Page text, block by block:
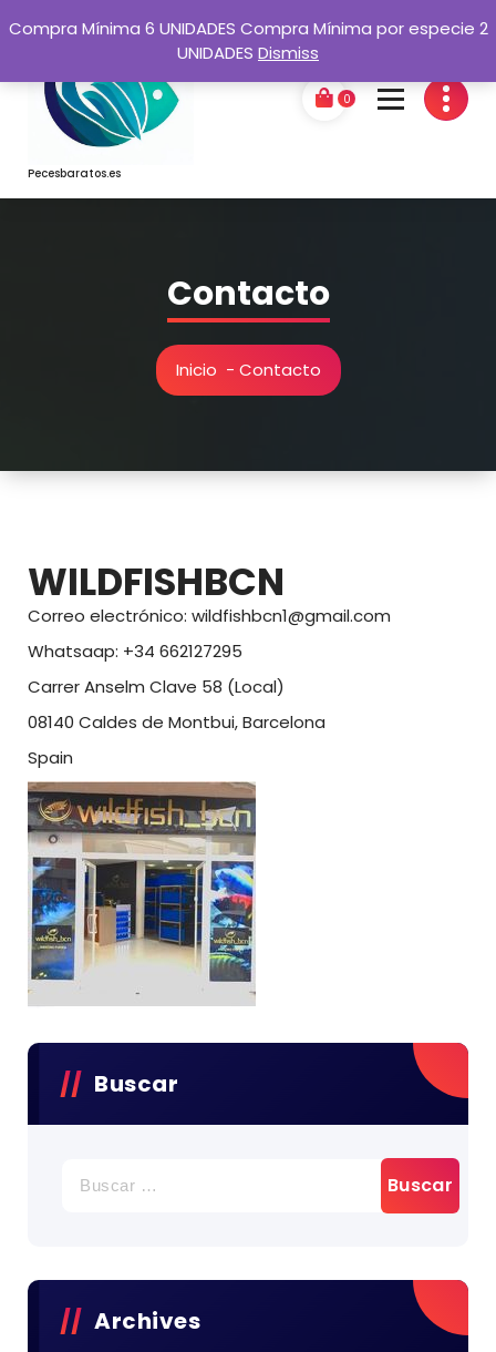
al
Pecesbaratos.es
0
Contacto
Inicio - Contacto
WILDFISHBCN
Correo electrónico: wildfishbcn1@gmail.com
Whatsaap: +34 662127295
Carrer Anselm Clave 58 (Local)
08140 Caldes de Montbui, Barcelona
Spain
Buscar
Archives
Compra Mínima 6 UNIDADES Compra Mínima por especie 2
UNIDADES Dismiss